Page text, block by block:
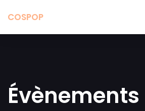
COSPOP
Évènements